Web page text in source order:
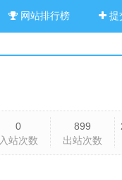
网站排行榜 提
0
入站次数
899
出站次数